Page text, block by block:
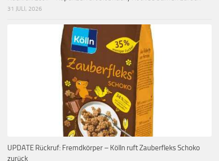
31 JULI, 2026
UPDATE Rückruf: Fremdkörper – Kölln ruft Zauberfleks Schoko
zurück